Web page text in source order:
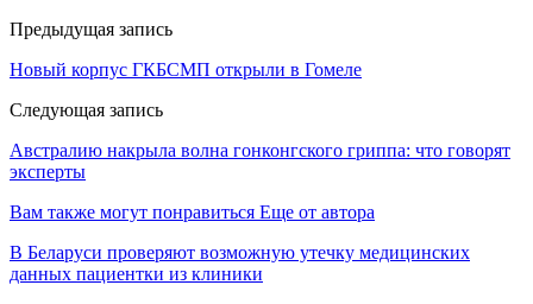
Предыдущая запись
Новый корпус ГКБСМП открыли в Гомеле
Следующая запись
Австралию накрыла волна гонконгского гриппа: что говорят
эксперты
Вам также могут понравиться Еще от автора
В Беларуси проверяют возможную утечку медицинских
данных пациентки из клиники